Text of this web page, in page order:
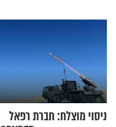
ניסוי מוצלח: חברת רפאל